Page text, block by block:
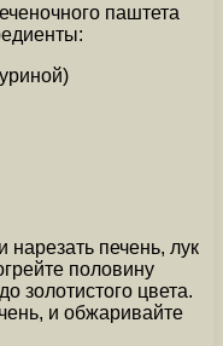
паштета
нарезать печень, лук
половину
золотистого цвета.
и обжаривайте